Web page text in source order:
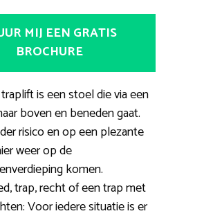
MIJ EEN GRATIS
BROCHURE
is een stoel die via een
boven en beneden gaat.
risico en op een plezante
weer op de
komen.
trap, recht of een trap met
Voor iedere situatie is er